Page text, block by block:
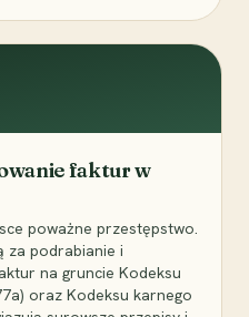
faktur w
poważne przestępstwo.
za podrabianie i
na gruncie Kodeksu
oraz Kodeksu karnego